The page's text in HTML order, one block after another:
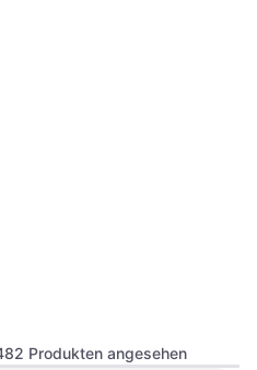
Produkten angesehen